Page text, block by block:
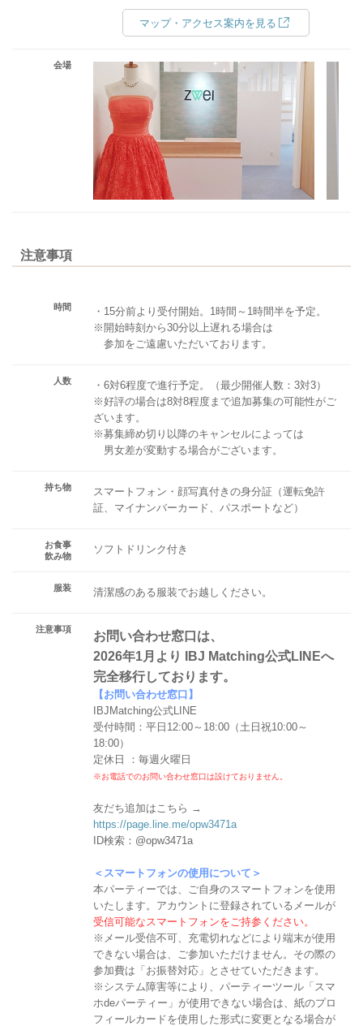
マップ・アクセス案内を見る
会場
注意事項
時間
・15分前より受付開始。1時間～1時間半を予定。
※開始時刻から30分以上遅れる場合は
参加をご遠慮いただいております。
人数
・6対6程度で進行予定。（最少開催人数：3対3）
※好評の場合は8対8程度まで追加募集の可能性がご
ざいます。
※募集締め切り以降のキャンセルによっては
男女差が変動する場合がございます。
持ち物
スマートフォン・顔写真付きの身分証（運転免許
証、マイナンバーカード、パスポートなど）
お食事
飲み物
ソフトドリンク付き
服装 清潔感のある服装でお越しください。
注意事項
お問い合わせ窓口は、
2026年1月より IBJ Matching公式LINEへ
完全移行しております。
【お問い合わせ窓口】
IBJMatching公式LINE
受付時間：平日12:00～18:00（土日祝10:00～
18:00）
定休日 ：毎週火曜日
※お電話でのお問い合わせ窓口は設けておりません。
友だち追加はこちら →
https://page.line.me/opw3471a
ID検索：@opw3471a
＜スマートフォンの使用について＞
本パーティーでは、ご自身のスマートフォンを使用
いたします。アカウントに登録されているメールが
受信可能なスマートフォンをご持参ください。
※メール受信不可、充電切れなどにより端末が使用
できない場合は、ご参加いただけません。その際の
参加費は「お振替対応」とさせていただきます。
※システム障害等により、パーティーツール「スマ
ホdeパーティー」が使用できない場合は、紙のプロ
フィールカードを使用した形式に変更となる場合が